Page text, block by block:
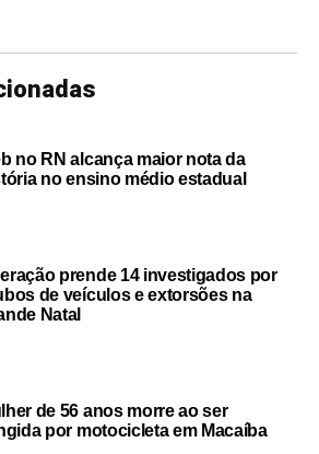
no RN alcança maior nota da
no ensino médio estadual
prende 14 investigados por
de veículos e extorsões na
Natal
de 56 anos morre ao ser
por motocicleta em Macaíba